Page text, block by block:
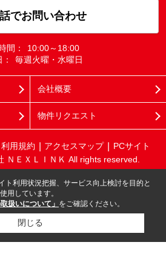
でお問い合わせ
間：
10:00～18:00
毎週火曜・水曜日
会社概要
物件リクエスト
利用規約 アクセスマップ
PCサイト
ＮＥＸＬＩＮＫ All rights reserved.
ト利用状況把握、サービス向上検討を目的と
用しています。
扱いについて」 をご確認ください。
閉じる